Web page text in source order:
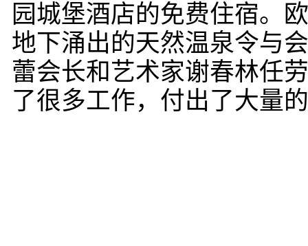
园城堡酒店的免费住宿。
地下涌出的天然温泉令与
蕾会长和艺术家谢春林任
了很多工作，付出了大量